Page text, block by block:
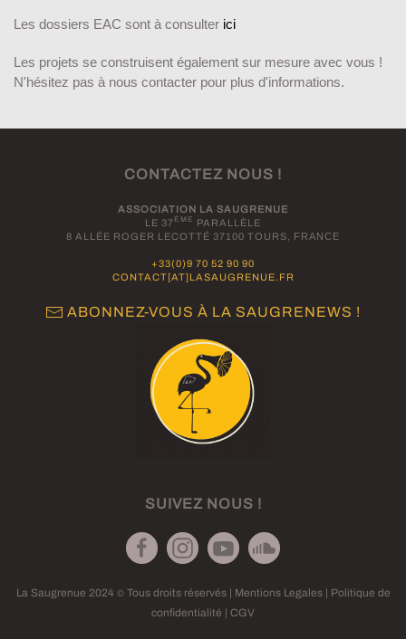
Les dossiers EAC sont à consulter ici
Les projets se construisent également sur mesure avec vous !
N'hésitez pas à nous contacter pour plus d'informations.
CONTACTEZ NOUS !
ASSOCIATION LA SAUGRENUE
LE 37 ÈME
PARALLÈLE
8 ALLÉE ROGER LECOTTÉ 37100 TOURS, FRANCE
+33(0)9 70 52 90 90
CONTACT[AT]LASAUGRENUE.FR
ABONNEZ-VOUS À LA SAUGRENEWS !
SUIVEZ NOUS !
La Saugrenue 2024 ©Tous droits réservés | Mentions Legales | Politique de
confidentialité | CGV